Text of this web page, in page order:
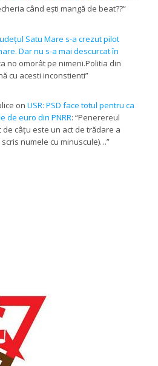
când ești mangă de beat??”
Satu Mare s-a crezut pilot
Dar nu s-a mai descurcat în
no omorât pe nimeni.Politia din
cu acesti inconstienti”
onUSR: PSD face totul pentru ca
de euro din PNRR: “Penerereul
câțu este un act de trădare a
numele cu minuscule)…”